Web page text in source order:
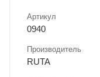
Артикул
0940
Производитель
RUTA